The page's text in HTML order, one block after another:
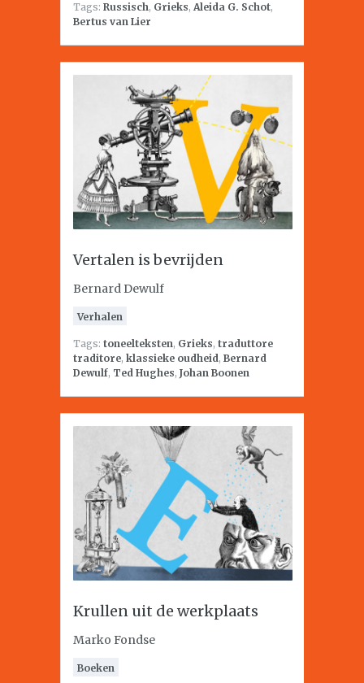
Tags: Russisch, Grieks, Aleida G. Schot,
Bertus van Lier
Vertalen is bevrijden
Bernard Dewulf
Verhalen
Tags: toneelteksten, Grieks, traduttore
traditore, klassieke oudheid, Bernard
Dewulf, Ted Hughes, Johan Boonen
Krullen uit de werkplaats
Marko Fondse
Boeken